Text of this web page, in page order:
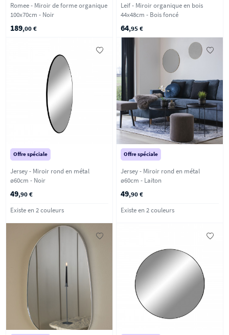
Romee - Miroir de forme organique
100x70cm - Noir
189,00 €
Leif - Miroir organique en bois
44x48cm - Bois foncé
64,95 €
Offre spéciale
Jersey - Miroir rond en métal
ø60cm - Noir
49,90 €
Existe en 2 couleurs
Offre spéciale
Jersey - Miroir rond en métal
ø60cm - Laiton
49,90 €
Existe en 2 couleurs